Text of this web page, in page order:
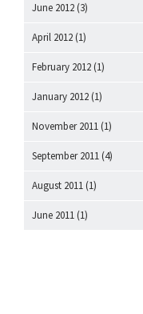
June 2012 (3)
April 2012 (1)
February 2012 (1)
January 2012 (1)
November 2011 (1)
September 2011 (4)
August 2011 (1)
June 2011 (1)